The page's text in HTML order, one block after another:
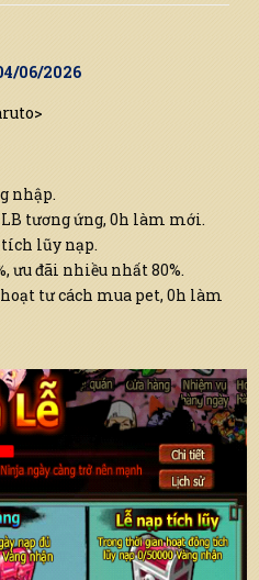
06/2026
nhập.
tương ứng, 0h làm mới.
tích lũy nạp.
ưu đãi nhiều nhất 80%.
tư cách mua pet, 0h làm